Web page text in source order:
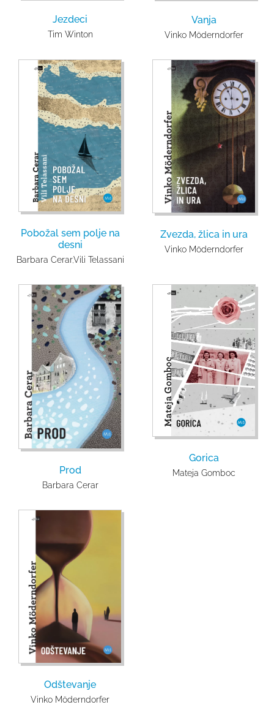
Jezdeci
Tim Winton
Vanja
Vinko Möderndorfer
Pobožal sem polje na
desni
Barbara Cerar,Vili Telassani
Zvezda, žlica in ura
Vinko Möderndorfer
Prod
Barbara Cerar
Gorica
Mateja Gomboc
Odštevanje
Vinko Möderndorfer